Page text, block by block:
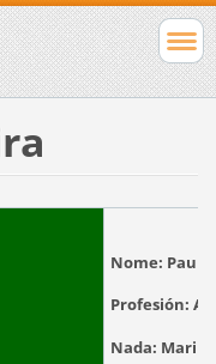
Nome: Paula
Profesión:
Nada: